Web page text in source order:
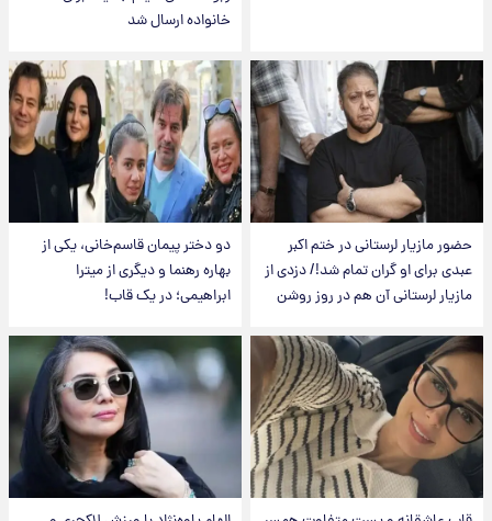
خانواده ارسال شد
حضور مازیار لرستانی در ختم اکبر
عبدی برای او گران تمام شد!/ دزدی از
مازیار لرستانی آن هم در روز روشن
دو دختر پیمان قاسم‌خانی، یکی از
بهاره رهنما و دیگری از میترا
ابراهیمی؛ در یک قاب!